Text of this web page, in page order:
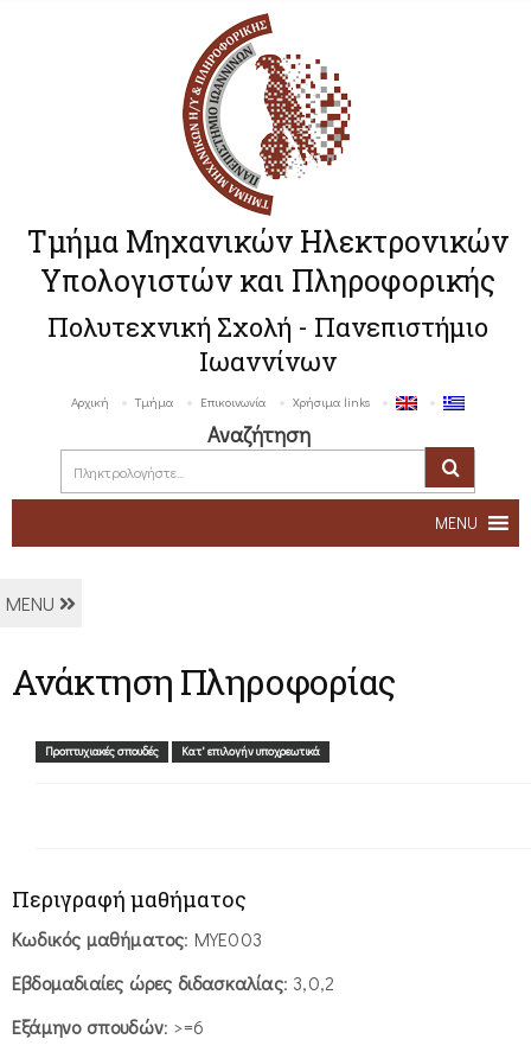
Τμήμα Μηχανικών Ηλεκτρονικών
Υπολογιστών και Πληροφορικής
Πολυτεχνική Σχολή - Πανεπιστήμιο
Ιωαννίνων
Αρχική Τμήμα Επικοινωνία Χρήσιμα links
Αναζήτηση
MENU
MENU
Ανάκτηση Πληροφορίας
Προπτυχιακές σπουδές Κατ' επιλογήν υποχρεωτικά
Περιγραφή μαθήματος
Κωδικός μαθήματος: ΜΥΕ003
Εβδομαδιαίες ώρες διδασκαλίας: 3,0,2
Εξάμηνο σπουδών: >=6